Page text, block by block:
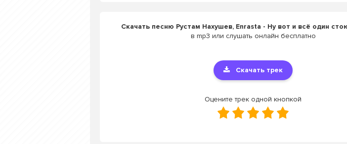
Скачать песню Рустам Нахушев, Enrasta - Ну вот и всё один
в mp3 или слушать онлайн бесплатно
Скачать трек
Оцените трек одной кнопкой